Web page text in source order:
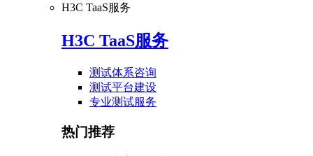
H3C TaaS服务
H3C TaaS服务
测试体系咨询
测试平台建设
专业测试服务
热门推荐